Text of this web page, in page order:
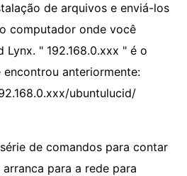
de arquivos e enviá-los
computador onde você
Lynx. " 192.168.0.xxx " é o
anteriormente:
ubuntulucid/
de comandos para contar
para a rede para